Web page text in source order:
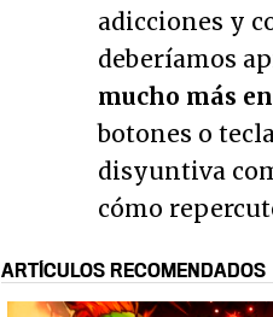
adicciones y
deberíamos
mucho más
botones o
disyuntiva
cómo
ARTÍCULOS RECOMENDADOS